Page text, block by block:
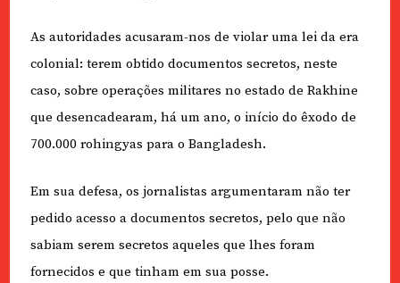
As autoridades acusaram-nos de violar uma lei da era
colonial: terem obtido documentos secretos, neste
caso, sobre operações militares no estado de Rakhine
que desencadearam, há um ano, o início do êxodo de
700.000 rohingyas para o Bangladesh.
Em sua defesa, os jornalistas argumentaram não ter
pedido acesso a documentos secretos, pelo que não
sabiam serem secretos aqueles que lhes foram
fornecidos e que tinham em sua posse.